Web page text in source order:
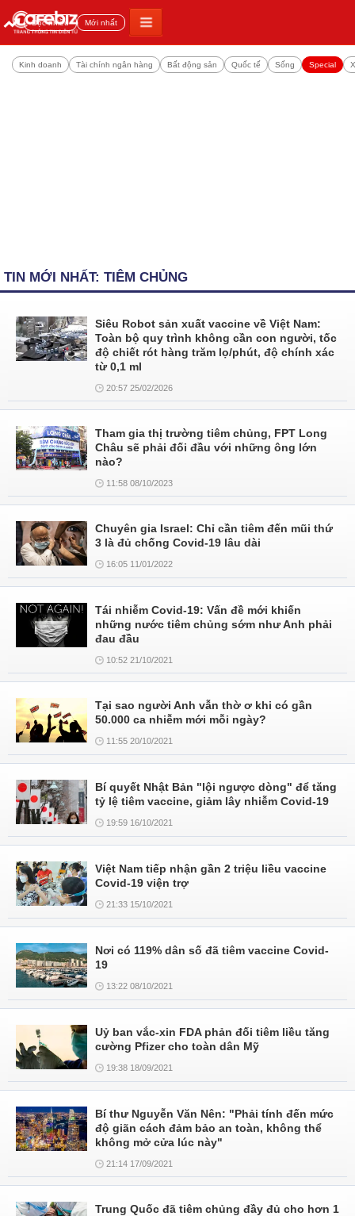
Đọc nhiều Mới nhất
Kinh doanh Tài chính ngân hàng Bất động sản Quốc tế Sống Special
TIN MỚI NHẤT: TIÊM CHỦNG
Siêu Robot sản xuất vaccine về Việt Nam:
Toàn bộ quy trình không cần con người, tốc
độ chiết rót hàng trăm lọ/phút, độ chính xác
từ 0,1 ml
20:57 25/02/2026
Tham gia thị trường tiêm chủng, FPT Long
Châu sẽ phải đối đầu với những ông lớn
nào?
11:58 08/10/2023
Chuyên gia Israel: Chỉ cần tiêm đến mũi thứ
3 là đủ chống Covid-19 lâu dài
16:05 11/01/2022
Tái nhiễm Covid-19: Vấn đề mới khiến
những nước tiêm chủng sớm như Anh phải
đau đầu
10:52 21/10/2021
Tại sao người Anh vẫn thờ ơ khi có gần
50.000 ca nhiễm mới mỗi ngày?
11:55 20/10/2021
Bí quyết Nhật Bản "lội ngược dòng" để tăng
tỷ lệ tiêm vaccine, giảm lây nhiễm Covid-19
19:59 16/10/2021
Việt Nam tiếp nhận gần 2 triệu liều vaccine
Covid-19 viện trợ
21:33 15/10/2021
Nơi có 119% dân số đã tiêm vaccine Covid-
19
13:22 08/10/2021
Uỷ ban vắc-xin FDA phản đối tiêm liều tăng
cường Pfizer cho toàn dân Mỹ
19:38 18/09/2021
Bí thư Nguyễn Văn Nên: "Phải tính đến mức
độ giãn cách đảm bảo an toàn, không thể
không mở cửa lúc này"
21:14 17/09/2021
Trung Quốc đã tiêm chủng đầy đủ cho hơn 1